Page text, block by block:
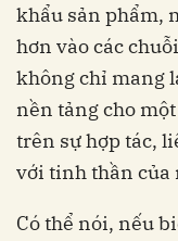
khẩu sản phẩm,
hơn vào các
không chỉ mang
nền tảng cho
trên sự hợp tác,
với tinh thần của
Có thể nói, nếu